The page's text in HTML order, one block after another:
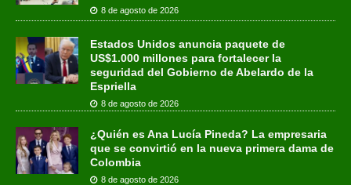
8 de agosto de 2026
Estados Unidos anuncia paquete de
US$1.000 millones para fortalecer la
seguridad del Gobierno de Abelardo de la
Espriella
8 de agosto de 2026
¿Quién es Ana Lucía Pineda? La empresaria
que se convirtió en la nueva primera dama de
Colombia
8 de agosto de 2026